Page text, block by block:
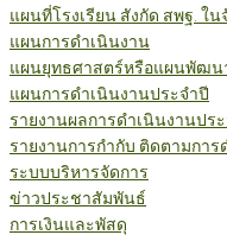
แผนที่โรงเรียน สังกัด สพฐ. ใ
แผนการดำเนินงาน
แผนยุทธศาสตร์หรือแผนพัฒน
แผนการดำเนินงานประจำปี
รายงานผลการดำเนินงานปร
รายงานการกำกับ ติดตามการ
ระบบบริหารจัดการ
ข่าวประชาสัมพันธ์
การเงินและพัสดุ